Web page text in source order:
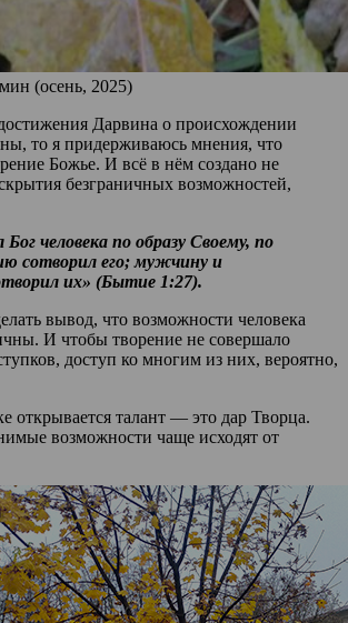
(осень, 2025)
Дарвина о происхождении
то я придерживаюсь мнения, что
Божье. И всё в нём создано не
безграничных возможностей,
человека по образу Своему, по
сотворил его; мужчину и
их» (Бытие 1:27).
вывод, что возможности человека
И чтобы творение не совершало
доступ ко многим из них, вероятно,
открывается талант — это дар Творца.
возможности чаще исходят от